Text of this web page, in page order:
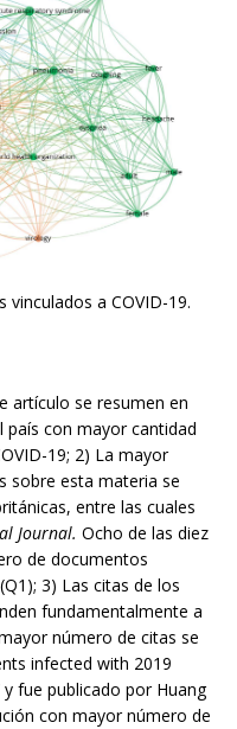
vinculados a COVID-19.
artículo se resumen en
país con mayor cantidad
19; 2) La mayor
sobre esta materia se
entre las cuales
Journal. Ocho de las diez
de documentos
3) Las citas de los
fundamentalmente a
número de citas se
infected with 2019
fue publicado por Huang
con mayor número de